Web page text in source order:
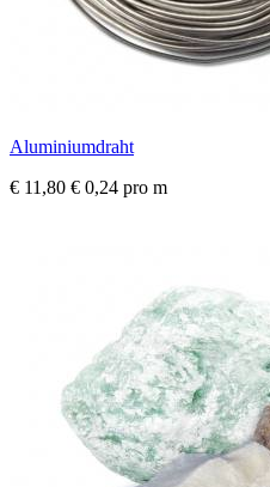
Aluminiumdraht
€ 11,80 € 0,24 pro m